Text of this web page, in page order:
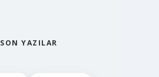
SON YAZILAR